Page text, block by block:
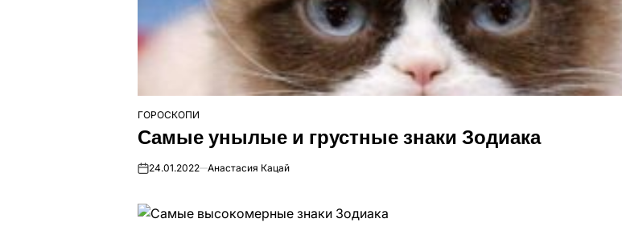
ОПУБЛІКУВАТИ
У
ГОРОСКОПИ
Самые унылые и грустные знаки Зодиака
on24.01.2022 Анастасия Кацай